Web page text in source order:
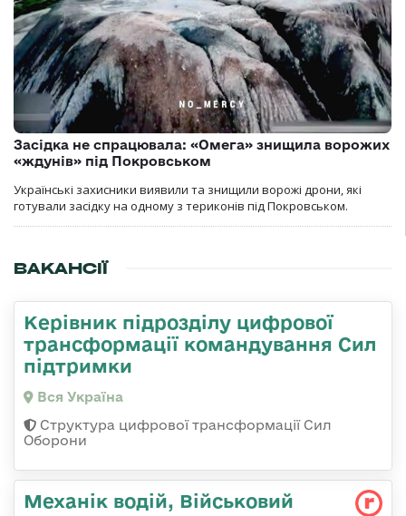
Засідка не спрацювала: «Омега» знищила ворожих
«ждунів» під Покровськом
Українські захисники виявили та знищили ворожі дрони, які
готували засідку на одному з териконів під Покровськом.
ВАКАНСІЇ
Керівник підрозділу цифрової
трансформації командування Сил
підтримки
Вся Україна
Структура цифрової трансформації Сил
Оборони
Механік водій, Військовий